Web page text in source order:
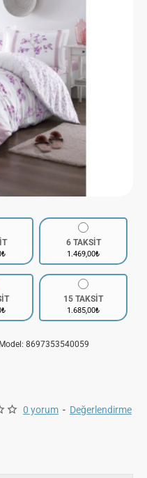
0 yorum - Değerlendirme
6 TAKSİT
1.469,00₺
15 TAKSİT
1.685,00₺
Model: 8697353540059